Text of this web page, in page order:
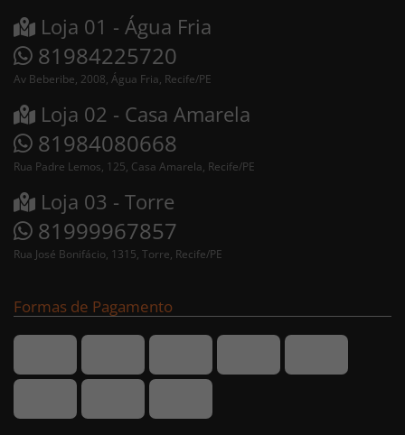
Loja 01 - Água Fria
81984225720
Av Beberibe, 2008, Água Fria, Recife/PE
Loja 02 - Casa Amarela
81984080668
Rua Padre Lemos, 125, Casa Amarela, Recife/PE
Loja 03 - Torre
81999967857
Rua José Bonifácio, 1315, Torre, Recife/PE
Formas de Pagamento